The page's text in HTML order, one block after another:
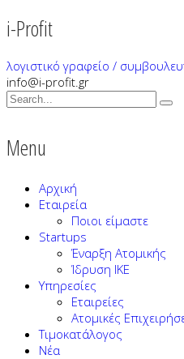
i-Profit
λογιστικό γραφείο /
info@i-profit.gr
Menu
Αρχική
Εταιρεία
Ποιοι είμαστε
Startups
Έναρξη Ατομικής
Ίδρυση ΙΚΕ
Υπηρεσίες
Εταιρείες
Ατομικές
Τιμοκατάλογος
Νέα